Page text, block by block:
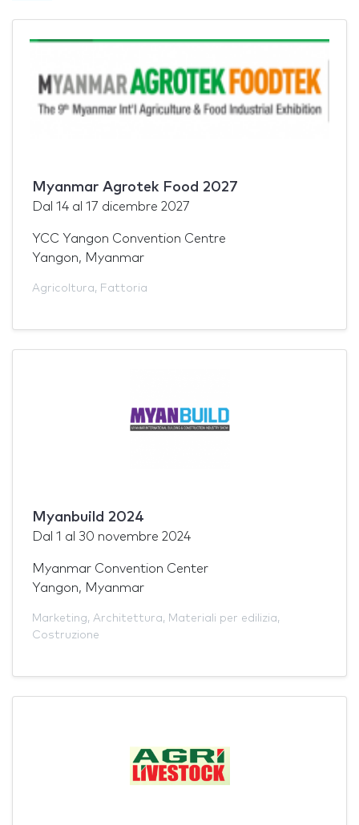
Myanmar Agrotek Food 2027
Dal 14 al 17 dicembre 2027
YCC Yangon Convention Centre
Yangon, Myanmar
Agricoltura, Fattoria
Myanbuild 2024
Dal 1 al 30 novembre 2024
Myanmar Convention Center
Yangon, Myanmar
Marketing, Architettura, Materiali per edilizia,
Costruzione